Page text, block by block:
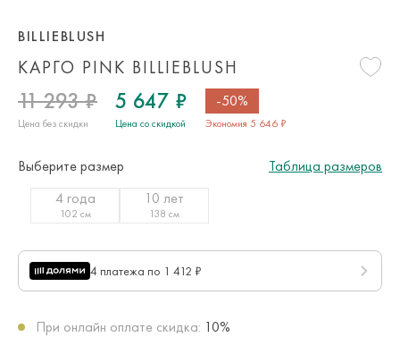
КАРГО PINK BILLIEBLUSH
BILLIEBLUSH
11 293 ₽
Цена без скидки
5 647 ₽
Цена со скидкой
-50%
Экономия 5 646 ₽
Выберите размер
Таблица размеров
4 года
102 см
10 лет
138 см
4 платежа по 1 412 ₽
При онлайн оплате скидка: 10%